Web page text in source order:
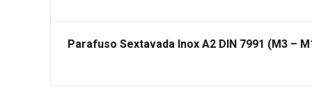
Parafuso Sextavada Inox A2 DIN 7991 (M3 –